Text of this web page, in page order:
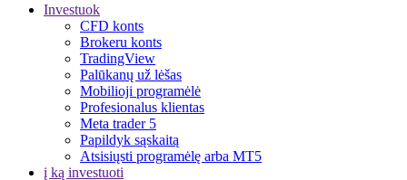
Investuok
CFD konts
Brokeru konts
TradingView
Palūkanų už lėšas
Mobilioji programėlė
Profesionalus klientas
Meta trader 5
Papildyk sąskaitą
Atsisiųsti programėlę arba MT5
į ką investuoti